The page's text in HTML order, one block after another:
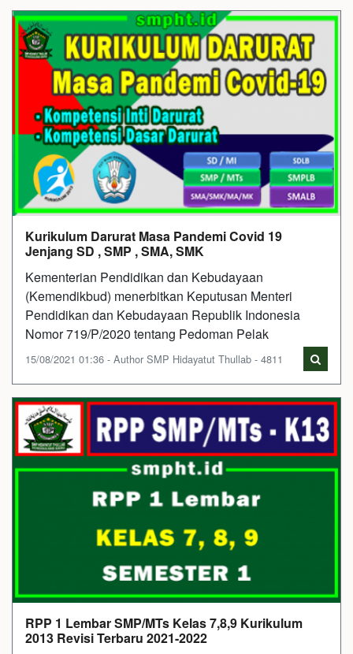
Kurikulum Darurat Masa Pandemi Covid 19
Jenjang SD , SMP , SMA, SMK
Kementerian Pendidikan dan Kebudayaan
(Kemendikbud) menerbitkan Keputusan Menteri
Pendidikan dan Kebudayaan Republik Indonesia
Nomor 719/P/2020 tentang Pedoman Pelak
15/08/2021 01:36 - Author SMP Hidayatut Thullab - 4811
RPP 1 Lembar SMP/MTs Kelas 7,8,9 Kurikulum
2013 Revisi Terbaru 2021-2022